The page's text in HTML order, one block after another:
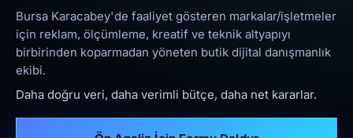
Bursa Karacabey'de faaliyet gösteren markalar/işletmeler
için reklam, ölçümleme, kreatif ve teknik altyapıyı
birbirinden koparmadan yöneten butik dijital danışmanlık
ekibi.
Daha doğru veri, daha verimli bütçe, daha net kararlar.